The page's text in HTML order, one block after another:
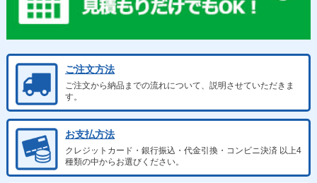
ご注文方法
ご注文から納品までの流れについて、説明させていただきま
す。
お支払方法
クレジットカード・銀行振込・代金引換・コンビニ決済 以上4
種類の中からお選びください。